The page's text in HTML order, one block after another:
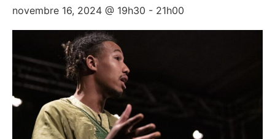
novembre 16, 2024 @ 19h30 - 21h00